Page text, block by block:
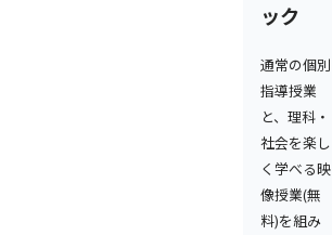
ック
通常の個別
指導授業
と、理科・
社会を楽し
く学べる映
像授業(無
料)を組み